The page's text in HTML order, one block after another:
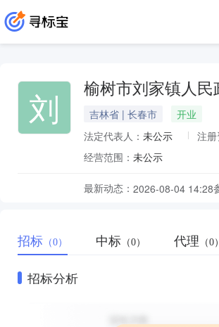
刘 榆树市刘家镇人民
吉林省 | 长春市
开业
法定代表人： 未公示 注册
经营范围： 未公示
最新动态： 2026-08-04 14:28
招标 （0） 中标 （0） 代理 （0）
招标分析